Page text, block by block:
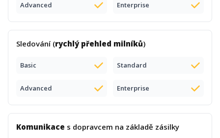
Advanced Enterprise
Sledování (rychlý přehled milníků)
Basic Standard
Advanced Enterprise
Komunikace s dopravcem na základě zásilky